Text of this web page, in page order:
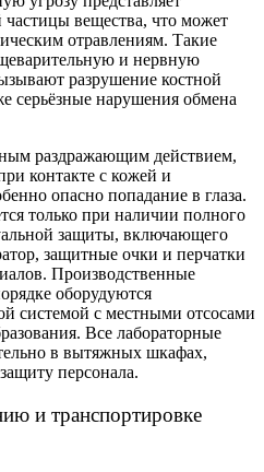
вещества, что может
отравлениям. Такие
и нервную
разрушение костной
серьёзные нарушения обмена
раздражающим действием,
контакте с кожей и
опасно попадание в глаза.
только при наличии полного
защиты, включающего
защитные очки и перчатки
Производственные
оборудуются
системой с местными отсосами
Все лабораторные
в вытяжных шкафах,
персонала.
и транспортировке